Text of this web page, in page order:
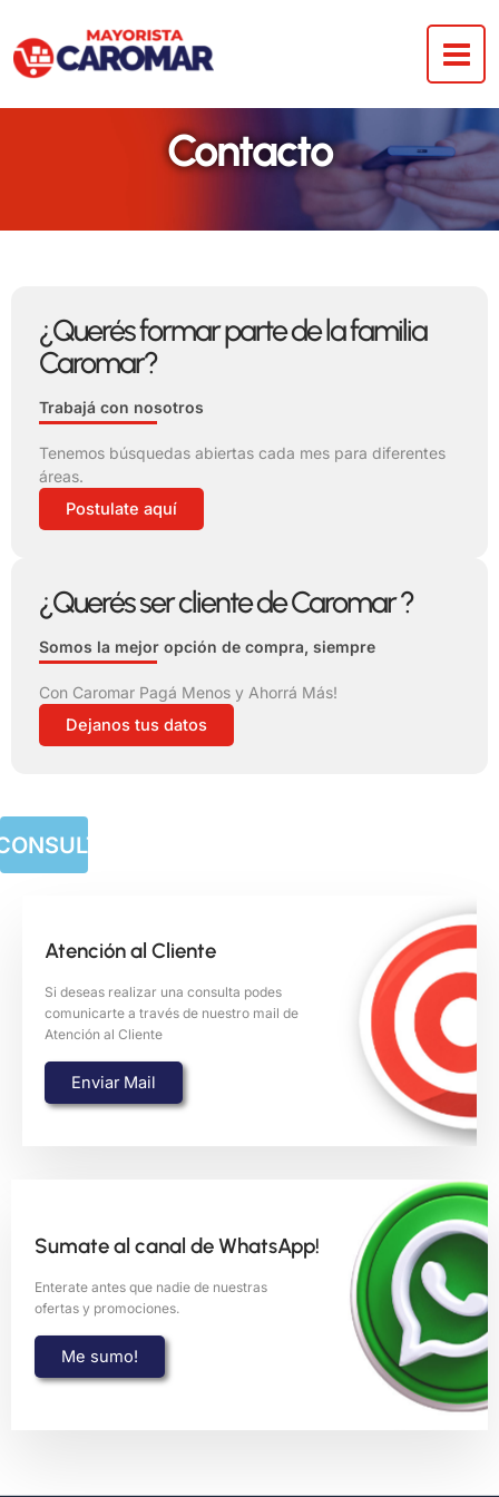
contenido
Contacto
¿Querés formar parte de la familia
Caromar?
Trabajá con nosotros
Tenemos búsquedas abiertas cada mes para diferentes
áreas.
Postulate aquí
¿Querés ser cliente de Caromar ?
Somos la mejor opción de compra, siempre
Con Caromar Pagá Menos y Ahorrá Más!
Dejanos tus datos
Atención al Cliente
Si deseas realizar una consulta podes
comunicarte a través de nuestro mail de
Atención al Cliente
Enviar Mail
Sumate al canal de WhatsApp!
Enterate antes que nadie de nuestras
ofertas y promociones.
Me sumo!